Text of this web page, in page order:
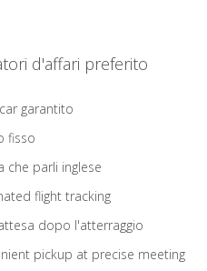
d'affari preferito
garantito
fisso
che parli inglese
flight tracking
dopo l'atterraggio
pickup at precise meeting